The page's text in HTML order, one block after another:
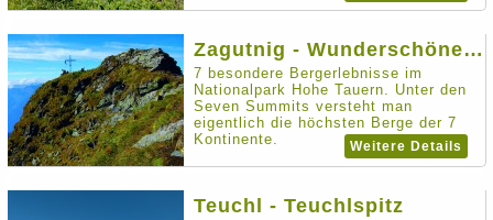
Zagutnig - Wunderschöner Aussichtsberg
7 besondere Bergerlebnisse im
Nationalpark Hohe Tauern. Unter den
Seven Summits versteht man
eigentlich die höchsten Berge der 7
Kontinente.
Weitere Details
Teuchl - Teuchlspitz